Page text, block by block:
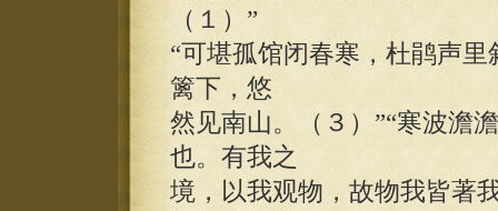
（１）”
“可堪孤馆闭春寒，杜鹃声
篱下，悠
然见南山。（３）”“寒波澹
也。有我之
境，以我观物，故物我皆著